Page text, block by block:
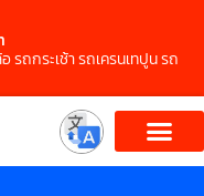
รถกระเช้า รถเครนเทปูน รถ